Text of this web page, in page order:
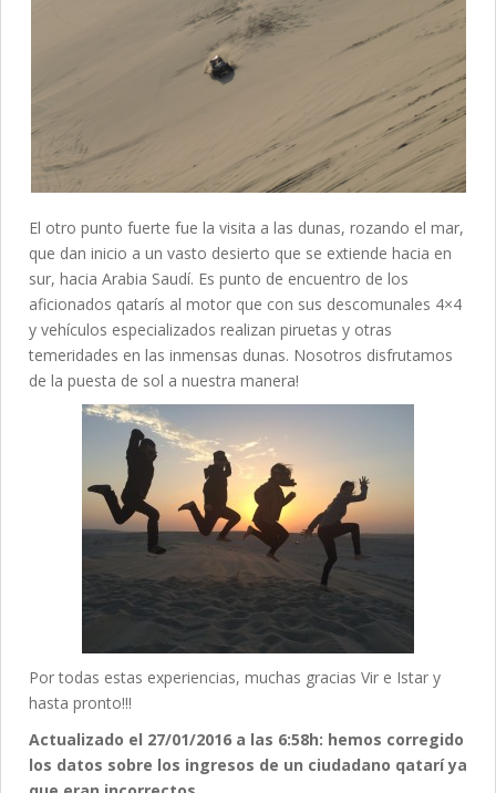
El otro punto fuerte fue la visita a las dunas, rozando el mar,
que dan inicio a un vasto desierto que se extiende hacia en
sur, hacia Arabia Saudí. Es punto de encuentro de los
aficionados qatarís al motor que con sus descomunales 4×4
y vehículos especializados realizan piruetas y otras
temeridades en las inmensas dunas. Nosotros disfrutamos
de la puesta de sol a nuestra manera!
Por todas estas experiencias, muchas gracias Vir e Istar y
hasta pronto!!!
Actualizado el 27/01/2016 a las 6:58h: hemos corregido
los datos sobre los ingresos de un ciudadano qatarí ya